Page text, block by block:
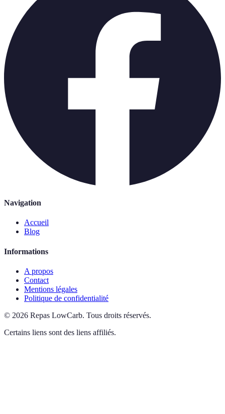
Navigation
Accueil
Blog
Informations
A propos
Contact
Mentions légales
Politique de confidentialité
© 2026 Repas LowCarb. Tous droits réservés.
Certains liens sont des liens affiliés.